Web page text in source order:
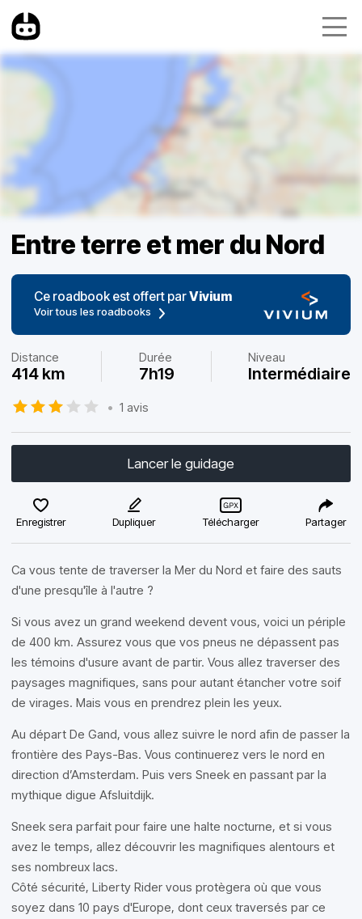
Entre terre et mer du Nord
Ce roadbook est offert parVivium
Voir tous les roadbooks
Distance
414 km
Durée
7h19
Niveau
Intermédiaire
• 1 avis
Lancer le guidage
Enregistrer Dupliquer Télécharger Partager
Ca vous tente de traverser la Mer du Nord et faire des sauts
d'une presqu'île à l'autre ?
Si vous avez un grand weekend devent vous, voici un périple
de 400 km. Assurez vous que vos pneus ne dépassent pas
les témoins d'usure avant de partir. Vous allez traverser des
paysages magnifiques, sans pour autant étancher votre soif
de virages. Mais vous en prendrez plein les yeux.
Au départ De Gand, vous allez suivre le nord afin de passer la
frontière des Pays-Bas. Vous continuerez vers le nord en
direction d’Amsterdam. Puis vers Sneek en passant par la
mythique digue Afsluitdijk.
Sneek sera parfait pour faire une halte nocturne, et si vous
avez le temps, allez découvrir les magnifiques alentours et
ses nombreux lacs.
Côté sécurité, Liberty Rider vous protègera où que vous
soyez dans 10 pays d'Europe, dont ceux traversés par ce